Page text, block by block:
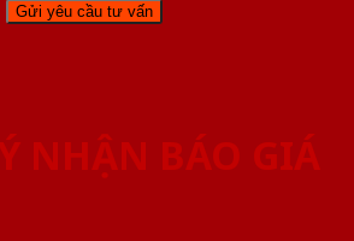
NHẬN BÁO GIÁ